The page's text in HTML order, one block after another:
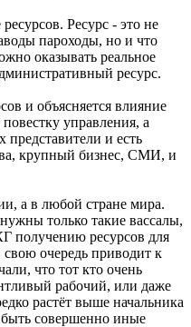
Ресурс - это не
пароходы, но и что
оказывать реальное
ресурс.
и объясняется влияние
управления, а
представители и есть
крупный бизнес, СМИ, и
а в любой стране мира.
только такие вассалы,
получению ресурсов для
очередь приводит к
что тот кто очень
рабочий, или даже
растёт выше начальника
совершенно иные